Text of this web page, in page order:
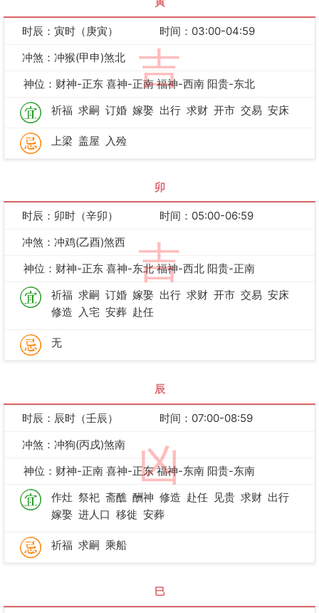
吉
时辰：寅时（庚寅）
时间：03:00-04:59
冲煞：冲猴(甲申)煞北
神位：财神-正东 喜神-正南 福神-西南 阳贵-东北
祈福 求嗣 订婚 嫁娶 出行 求财 开市 交易 安床
上梁 盖屋 入殓
卯
吉
时辰：卯时（辛卯）
时间：05:00-06:59
冲煞：冲鸡(乙酉)煞西
神位：财神-正东 喜神-东北 福神-西北 阳贵-正南
祈福 求嗣 订婚 嫁娶 出行 求财 开市 交易 安床
修造 入宅 安葬 赴任
无
辰
凶
时辰：辰时（壬辰）
时间：07:00-08:59
冲煞：冲狗(丙戌)煞南
神位：财神-正南 喜神-正东 福神-东南 阳贵-东南
作灶 祭祀 斋醮 酬神 修造 赴任 见贵 求财 出行
嫁娶 进人口 移徙 安葬
祈福 求嗣 乘船
巳